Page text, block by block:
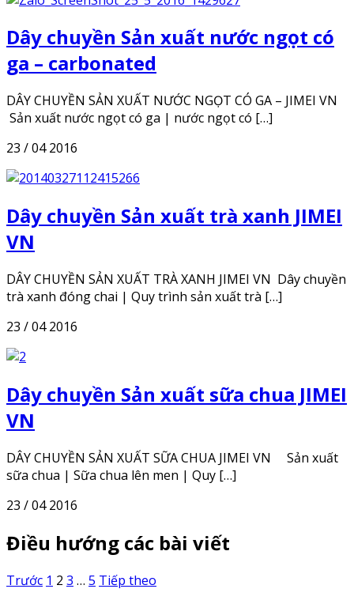
Dây chuyền Sản xuất nước ngọt có
ga – carbonated
DÂY CHUYỀN SẢN XUẤT NƯỚC NGỌT CÓ GA – JIMEI VN
Sản xuất nước ngọt có ga | nước ngọt có […]
23 / 04 2016
Dây chuyền Sản xuất trà xanh JIMEI
VN
DÂY CHUYỀN SẢN XUẤT TRÀ XANH JIMEI VN Dây chuyền
trà xanh đóng chai | Quy trình sản xuất trà […]
23 / 04 2016
Dây chuyền Sản xuất sữa chua JIMEI
VN
DÂY CHUYỀN SẢN XUẤT SỮA CHUA JIMEI VN Sản xuất
sữa chua | Sữa chua lên men | Quy […]
23 / 04 2016
Điều hướng các bài viết
Trước 1 2 3 … 5 Tiếp theo